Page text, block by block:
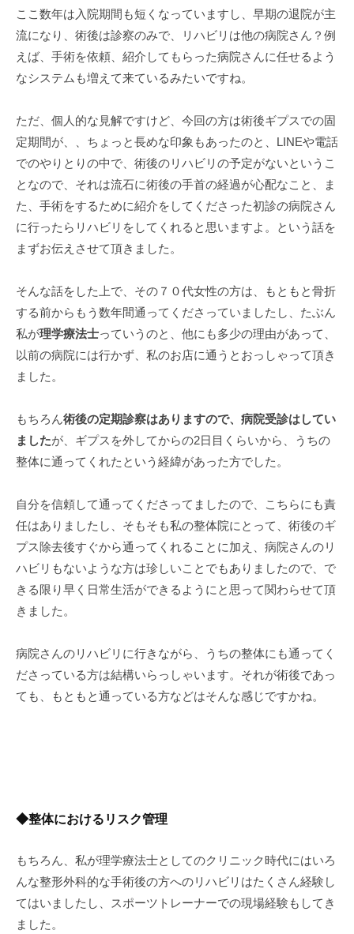
ここ数年は入院期間も短くなっていますし、早期の退院が主
流になり、術後は診察のみで、リハビリは他の病院さん？例
えば、手術を依頼、紹介してもらった病院さんに任せるよう
なシステムも増えて来ているみたいですね。
ただ、個人的な見解ですけど、今回の方は術後ギプスでの固
定期間が、、ちょっと長めな印象もあったのと、LINEや電話
でのやりとりの中で、術後のリハビリの予定がないというこ
となので、それは流石に術後の手首の経過が心配なこと、ま
た、手術をするために紹介をしてくださった初診の病院さん
に行ったらリハビリをしてくれると思いますよ。という話を
まずお伝えさせて頂きました。
そんな話をした上で、その７０代女性の方は、もともと骨折
する前からもう数年間通ってくださっていましたし、たぶん
私が理学療法士っていうのと、他にも多少の理由があって、
以前の病院には行かず、私のお店に通うとおっしゃって頂き
ました。
もちろん術後の定期診察はありますので、病院受診はしてい
ましたが、ギプスを外してからの2日目くらいから、うちの
整体に通ってくれたという経緯があった方でした。
自分を信頼して通ってくださってましたので、こちらにも責
任はありましたし、そもそも私の整体院にとって、術後のギ
プス除去後すぐから通ってくれることに加え、病院さんのリ
ハビリもないような方は珍しいことでもありましたので、で
きる限り早く日常生活ができるようにと思って関わらせて頂
きました。
病院さんのリハビリに行きながら、うちの整体にも通ってく
ださっている方は結構いらっしゃいます。それが術後であっ
ても、もともと通っている方などはそんな感じですかね。
◆整体におけるリスク管理
もちろん、私が理学療法士としてのクリニック時代にはいろ
んな整形外科的な手術後の方へのリハビリはたくさん経験し
てはいましたし、スポーツトレーナーでの現場経験もしてき
ました。